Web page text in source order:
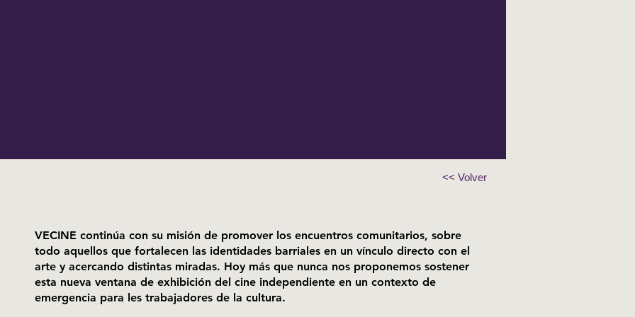
<< Volver
VECINE continúa con su misión de promover los encuentros comunitarios, sobre
todo aquellos que fortalecen las identidades barriales en un vínculo directo con el
arte y acercando distintas miradas. Hoy más que nunca nos proponemos sostener
esta nueva ventana de exhibición del cine independiente en un contexto de
emergencia para les trabajadores de la cultura.